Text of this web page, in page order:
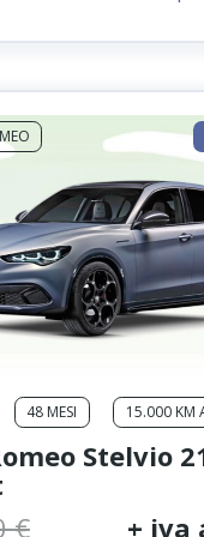
è:
48 MESI 15.000 KM
Stelvio
€
+ iva